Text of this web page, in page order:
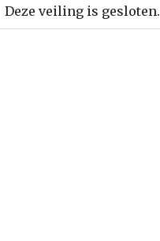
Deze veiling is gesloten.